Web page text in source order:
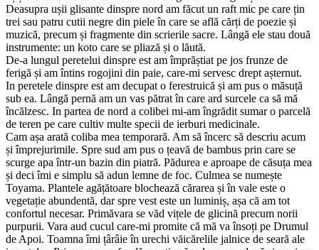
Deasupra ușii glisante dinspre nord am făcut un raft mic pe care țin
trei sau patru cutii negre din piele în care se află cărți de poezie și
muzică, precum și fragmente din scrierile sacre. Lângă ele stau două
instrumente: un koto care se pliază și o lăută.
De-a lungul peretelui dinspre est am împrăștiat pe jos frunze de
ferigă și am întins rogojini din paie, care-mi servesc drept așternut.
In peretele dinspre est am decupat o ferestruică și am pus o măsuță
sub ea. Lângă pernă am un vas pătrat în care ard surcele ca să mă
încălzesc. In partea de nord a colibei mi-am îngrădit sumar o parcelă
de teren pe care cultiv multe specii de ierburi medicinale.
Cam așa arată coliba mea temporară. Am să încerc să descriu acum
și împrejurimile. Spre sud am pus o țeavă de bambus prin care se
scurge apa într-un bazin din piatră. Pădurea e aproape de căsuța mea
și deci îmi e simplu să adun lemne de foc. Culmea se numește
Toyama. Plantele agățătoare blochează cărarea și în vale este o
vegetație abundentă, dar spre vest este un luminiș, așa că am tot
confortul necesar. Primăvara se văd vițele de glicină precum norii
purpurii. Vara aud cucul care-mi promite că mă va însoți pe Drumul
de Apoi. Toamna îmi țârâie în urechi văicărelile jalnice de seară ale